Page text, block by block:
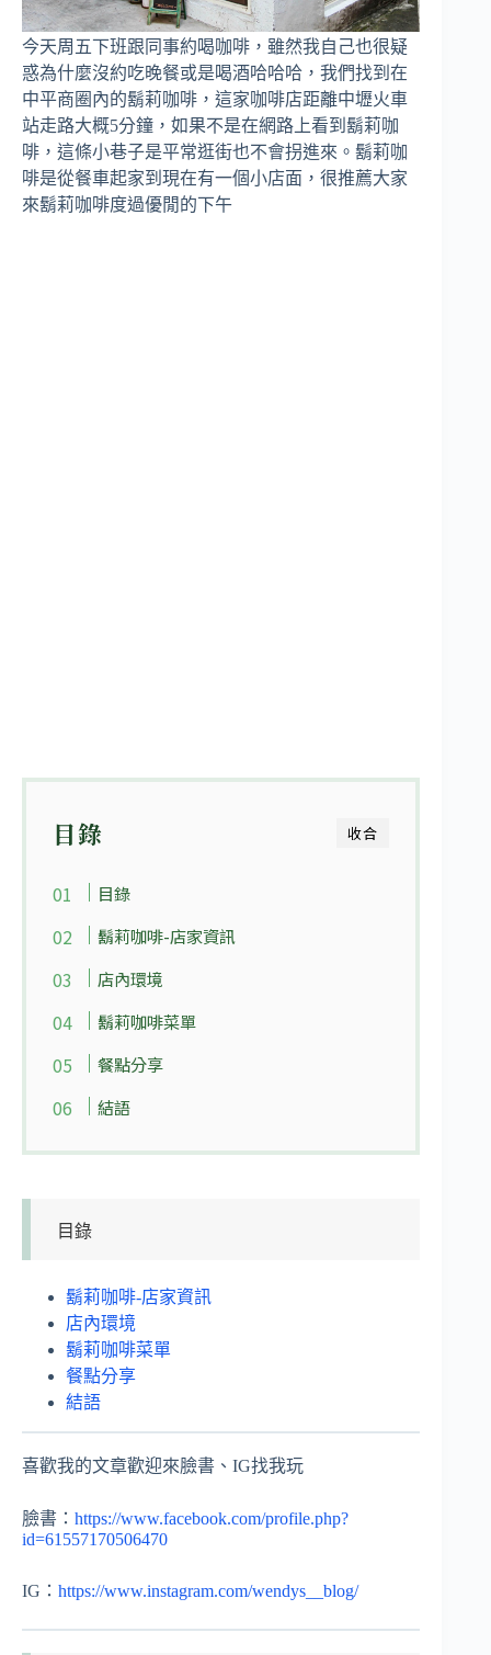
今天周五下班跟同事約喝咖啡，雖然我自己也很疑
惑為什麼沒約吃晚餐或是喝酒哈哈哈，我們找到在
中平商圈內的鬍莉咖啡，這家咖啡店距離中壢火車
站走路大概5分鐘，如果不是在網路上看到鬍莉咖
啡，這條小巷子是平常逛街也不會拐進來。鬍莉咖
啡是從餐車起家到現在有一個小店面，很推薦大家
來鬍莉咖啡度過優閒的下午
收合
目錄
目錄
鬍莉咖啡-店家資訊
店內環境
鬍莉咖啡菜單
餐點分享
結語
目錄
鬍莉咖啡-店家資訊
店內環境
鬍莉咖啡菜單
餐點分享
結語
喜歡我的文章歡迎來臉書、IG找我玩
臉書： https://www.facebook.com/profile.php?
id=61557170506470
IG： https://www.instagram.com/wendys__blog/